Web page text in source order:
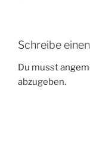
Schreibe
Du musst
abzugeben.